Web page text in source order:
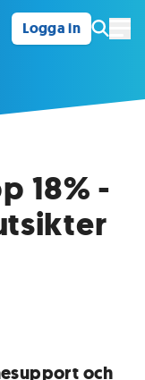
Logga in
18% -
och